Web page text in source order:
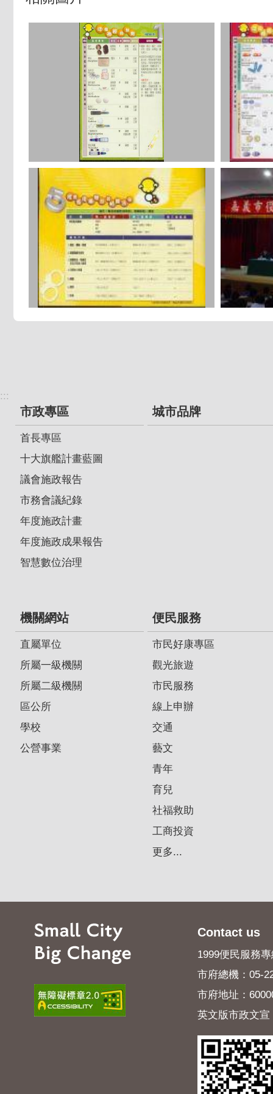
:::
市政專區
首長專區
十大旗艦計畫藍圖
議會施政報告
市務會議紀錄
年度施政計畫
年度施政成果報告
智慧數位治理
城市品牌
機關網站
直屬單位
所屬一級機關
所屬二級機關
區公所
學校
公營事業
便民服務
市民好康專區
觀光旅遊
市民服務
線上申辦
交通
藝文
青年
育兒
社福救助
工商投資
更多...
Contact us
1999便民服務
市府總機：05-
市府地址：
英文版市政文宣